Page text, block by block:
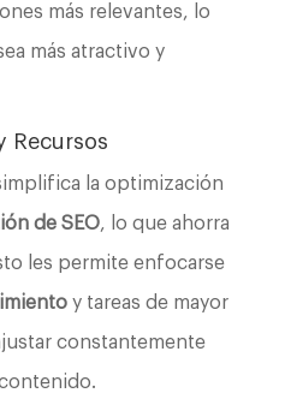
más relevantes, lo
más atractivo y
Recursos
la optimización
de SEO, lo que ahorra
les permite enfocarse
y tareas de mayor
constantemente